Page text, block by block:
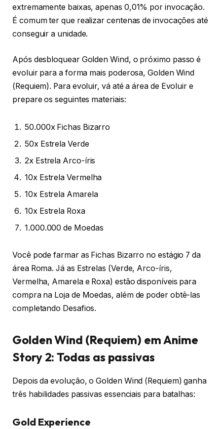
extremamente baixas, apenas 0,01% por invocação.
É comum ter que realizar centenas de invocações até
conseguir a unidade.
Após desbloquear Golden Wind, o próximo passo é
evoluir para a forma mais poderosa, Golden Wind
(Requiem). Para evoluir, vá até a área de Evoluir e
prepare os seguintes materiais:
50.000x Fichas Bizarro
50x Estrela Verde
2x Estrela Arco-íris
10x Estrela Vermelha
10x Estrela Amarela
10x Estrela Roxa
1.000.000 de Moedas
Você pode farmar as Fichas Bizarro no estágio 7 da
área Roma. Já as Estrelas (Verde, Arco-íris,
Vermelha, Amarela e Roxa) estão disponíveis para
compra na Loja de Moedas, além de poder obtê-las
completando Desafios.
Golden Wind (Requiem) em Anime
Story 2: Todas as passivas
Depois da evolução, o Golden Wind (Requiem) ganha
três habilidades passivas essenciais para batalhas:
Gold Experience